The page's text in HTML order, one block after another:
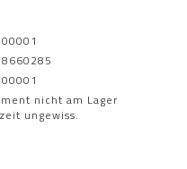
nicht am Lager
ungewiss.